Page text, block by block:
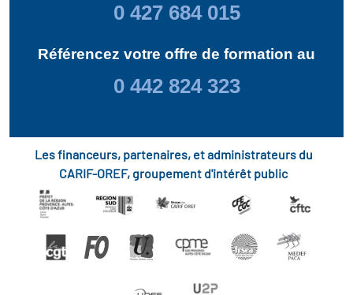
0 427 684 015
Référencez votre offre de formation au
0 442 824 323
Les financeurs, partenaires, et administrateurs du
CARIF-OREF, groupement d'intérêt public